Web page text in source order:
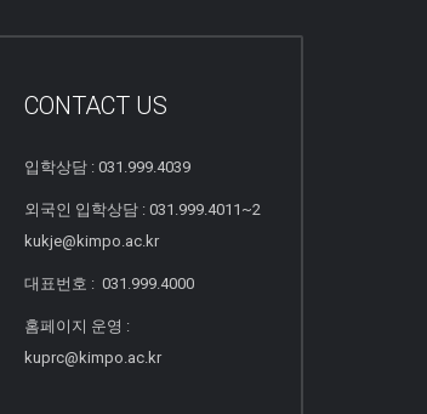
CONTACT US
입학상담 : 031.999.4039
외국인 입학상담 : 031.999.4011~2
kukje@kimpo.ac.kr
대표번호 : 031.999.4000
홈페이지 운영 :
kuprc@kimpo.ac.kr